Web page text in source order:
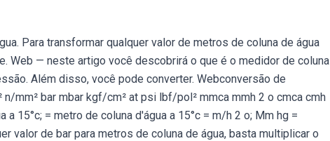
Para transformar qualquer valor de metros de coluna de água
Web — neste artigo você descobrirá o que é o medidor de coluna
Além disso, você pode converter. Webconversão de
mm² bar mbar kgf/cm² at psi lbf/pol² mmca mmh 2 o cmca cmh
15°c; = metro de coluna d'água a 15°c = m/h 2 o; Mm hg =
valor de bar para metros de coluna de água, basta multiplicar o